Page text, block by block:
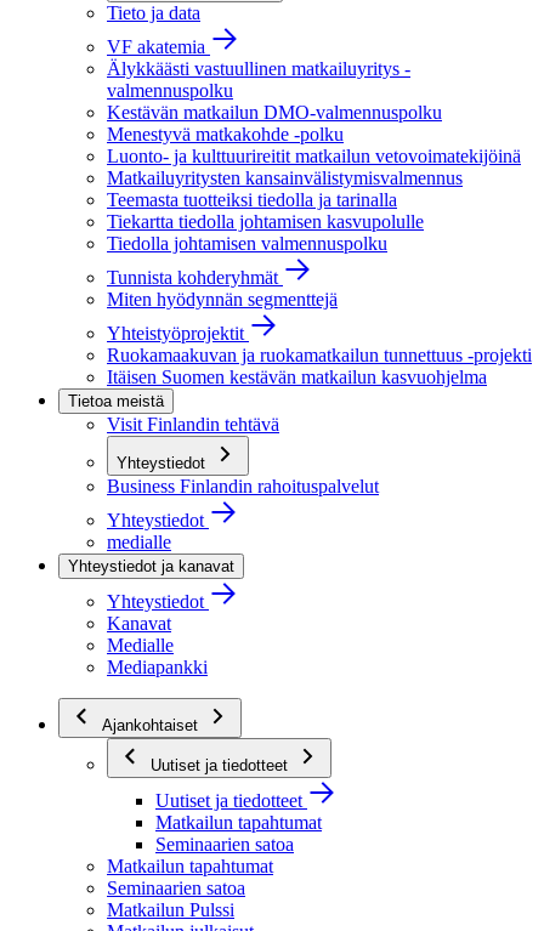
Tieto ja data
VF akatemia
Älykkäästi vastuullinen matkailuyritys -
valmennuspolku
Kestävän matkailun DMO-valmennuspolku
Menestyvä matkakohde -polku
Luonto- ja kulttuurireitit matkailun vetovoimatekijöinä
Matkailuyritysten kansainvälistymisvalmennus
Teemasta tuotteiksi tiedolla ja tarinalla
Tiekartta tiedolla johtamisen kasvupolulle
Tiedolla johtamisen valmennuspolku
Tunnista kohderyhmät
Miten hyödynnän segmenttejä
Yhteistyöprojektit
Ruokamaakuvan ja ruokamatkailun tunnettuus -projekti
Itäisen Suomen kestävän matkailun kasvuohjelma
Tietoa meistä
Visit Finlandin tehtävä
Yhteystiedot
Business Finlandin rahoituspalvelut
Yhteystiedot
medialle
Yhteystiedot ja kanavat
Yhteystiedot
Kanavat
Medialle
Mediapankki
Ajankohtaiset
Uutiset ja tiedotteet
Uutiset ja tiedotteet
Matkailun tapahtumat
Seminaarien satoa
Matkailun tapahtumat
Seminaarien satoa
Matkailun Pulssi